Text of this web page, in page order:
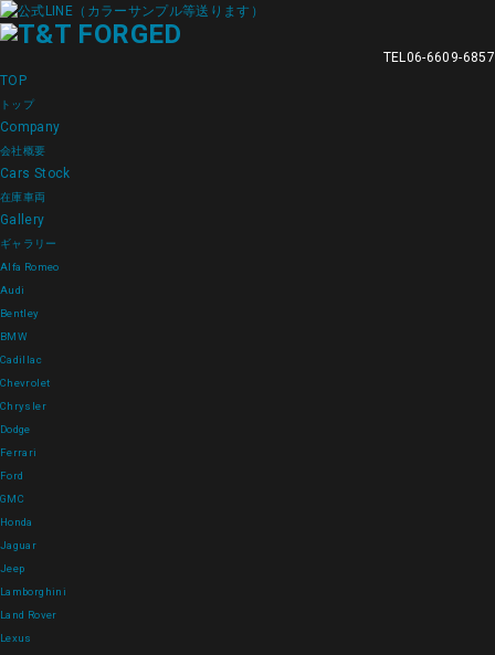
TEL06-6609-6857
TOP
トップ
Company
会社概要
Cars Stock
在庫車両
Gallery
ギャラリー
Alfa Romeo
Audi
Bentley
BMW
Cadillac
Chevrolet
Chrysler
Dodge
Ferrari
Ford
GMC
Honda
Jaguar
Jeep
Lamborghini
Land Rover
Lexus